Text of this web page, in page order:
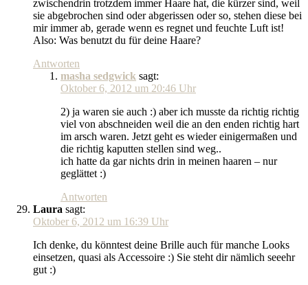
zwischendrin trotzdem immer Haare hat, die kürzer sind, weil
sie abgebrochen sind oder abgerissen oder so, stehen diese bei
mir immer ab, gerade wenn es regnet und feuchte Luft ist!
Also: Was benutzt du für deine Haare?
Antworten
masha sedgwick sagt:
Oktober 6, 2012 um 20:46 Uhr
2) ja waren sie auch :) aber ich musste da richtig richtig
viel von abschneiden weil die an den enden richtig hart
im arsch waren. Jetzt geht es wieder einigermaßen und
die richtig kaputten stellen sind weg..
ich hatte da gar nichts drin in meinen haaren – nur
geglättet :)
Antworten
Laura sagt:
Oktober 6, 2012 um 16:39 Uhr
Ich denke, du könntest deine Brille auch für manche Looks
einsetzen, quasi als Accessoire :) Sie steht dir nämlich seeehr
gut :)